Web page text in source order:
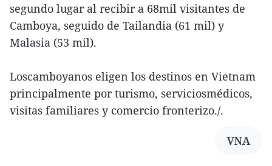
segundo lugar al recibir a 68mil visitantes de
Camboya, seguido de Tailandia (61 mil) y
Malasia (53 mil).
Loscamboyanos eligen los destinos en Vietnam
principalmente por turismo, serviciosmédicos,
visitas familiares y comercio fronterizo./.
VNA